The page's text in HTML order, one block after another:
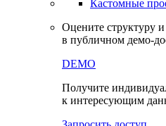
Кастомные
Оцените структуру
в публичном демо-
DEMO
Получите
к интересующим